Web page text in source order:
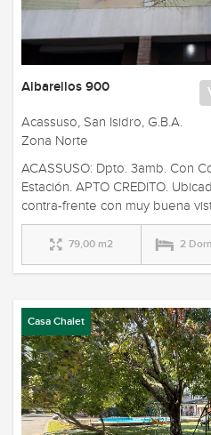
Albarellos 900
Acassuso, San Isidro, G.B.A.
Zona Norte
ACASSUSO: Dpto. 3amb. Con
Estación. APTO CREDITO.
contra-frente con muy buena
79,00 m2 2
Casa Chalet